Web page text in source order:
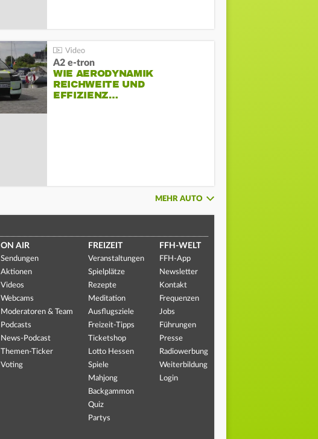
A2 e-tron
WIE AERODYNAMIK
REICHWEITE UND
EFFIZIENZ…
MEHR AUTO
ON AIR
Sendungen
Aktionen
Videos
Webcams
Moderatoren & Team
Podcasts
News-Podcast
Themen-Ticker
Voting
FREIZEIT
Veranstaltungen
Spielplätze
Rezepte
Meditation
Ausflugsziele
Freizeit-Tipps
Ticketshop
Lotto Hessen
Spiele
Mahjong
Backgammon
Quiz
Partys
FFH-WELT
FFH-App
Newsletter
Kontakt
Frequenzen
Jobs
Führungen
Presse
Radiowerbung
Weiterbildung
Login